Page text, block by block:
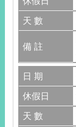
天 數
備 註
日 期
休假日
天 數